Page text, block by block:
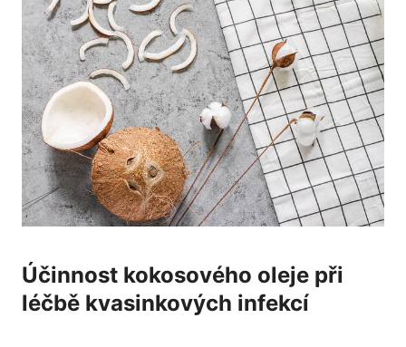
Účinnost kokosového oleje při
‌léčbě ​kvasinkových ‌infekcí